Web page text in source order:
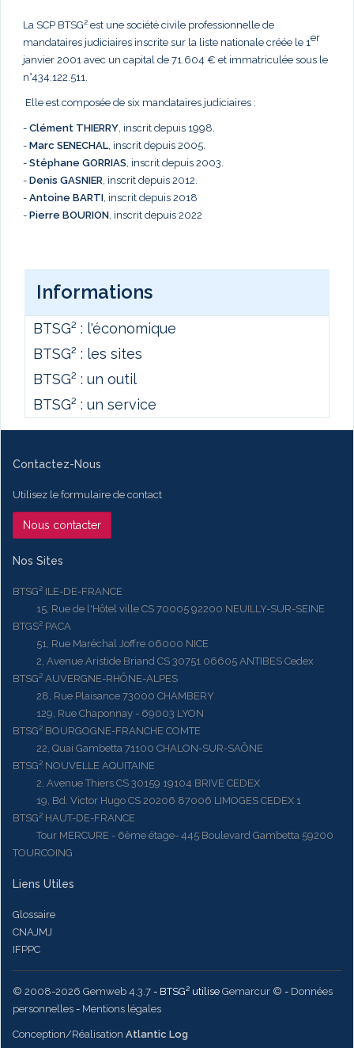
La SCP BTSG² est une société civile professionnelle de
mandataires judiciaires inscrite sur la liste nationale créée le 1er
janvier 2001 avec un capital de 71.604 € et immatriculée sous le
n°434.122.511.
Elle est composée de six mandataires judiciaires :
- Clément THIERRY, inscrit depuis 1998.
- Marc SENECHAL, inscrit depuis 2005.
- Stéphane GORRIAS, inscrit depuis 2003.
- Denis GASNIER, inscrit depuis 2012.
- Antoine BARTI, inscrit depuis 2018
- Pierre BOURION, inscrit depuis 2022
Informations
BTSG² : l'économique
BTSG² : les sites
BTSG² : un outil
BTSG² : un service
Contactez-Nous
Utilisez le formulaire de contact
Nous contacter
Nos Sites
BTSG² ILE-DE-FRANCE
15, Rue de l'Hôtel ville CS 70005 92200 NEUILLY-SUR-SEINE
BTGS² PACA
51, Rue Maréchal Joffre 06000 NICE
2, Avenue Aristide Briand CS 30751 06605 ANTIBES Cedex
BTSG² AUVERGNE-RHÔNE-ALPES
28, Rue Plaisance 73000 CHAMBERY
129, Rue Chaponnay - 69003 LYON
BTSG² BOURGOGNE-FRANCHE COMTE
22, Quai Gambetta 71100 CHALON-SUR-SAÔNE
BTSG² NOUVELLE AQUITAINE
2, Avenue Thiers CS 30159 19104 BRIVE CEDEX
19, Bd. Victor Hugo CS 20206 87006 LIMOGES CEDEX 1
BTSG² HAUT-DE-FRANCE
Tour MERCURE - 6ème étage- 445 Boulevard Gambetta 59200
TOURCOING
Liens Utiles
Glossaire
CNAJMJ
IFPPC
© 2008-2026 Gemweb 4.3.7 - BTSG² utilise Gemarcur © - Données
personnelles - Mentions légales
Conception/Réalisation Atlantic Log